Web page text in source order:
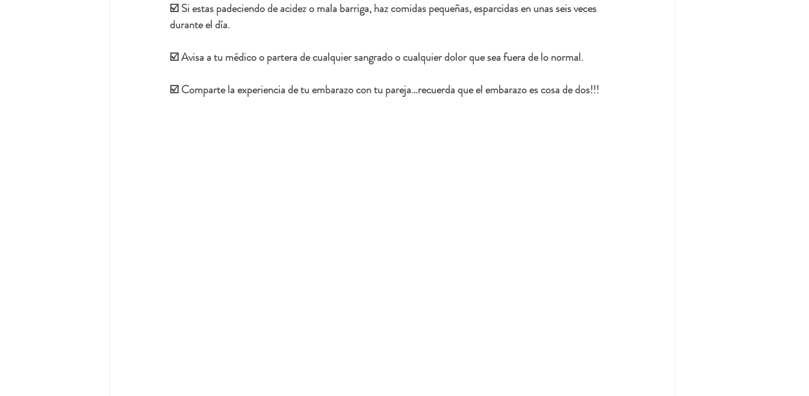
☑️ Si estas padeciendo de acidez o mala barriga, haz comidas pequeñas, esparcidas en unas seis veces
durante el día.
☑️ Avisa a tu médico o partera de cualquier sangrado o cualquier dolor que sea fuera de lo normal.
☑️ Comparte la experiencia de tu embarazo con tu pareja…recuerda que el embarazo es cosa de dos!!!